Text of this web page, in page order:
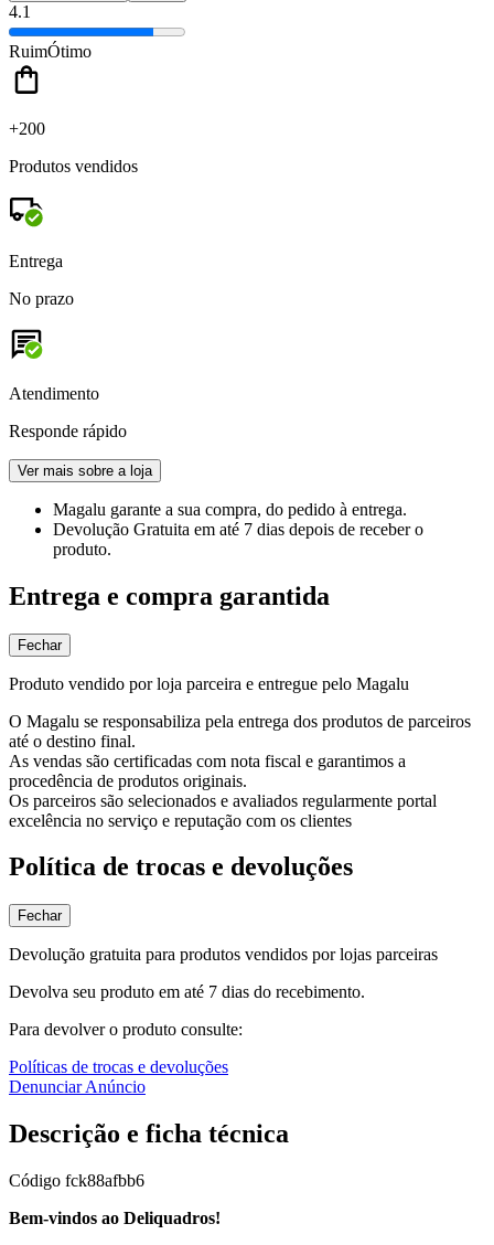
4.1
RuimÓtimo
+200
Produtos vendidos
Entrega
No prazo
Atendimento
Responde rápido
Ver mais sobre a loja
Magalu garante a sua compra, do pedido à entrega.
Devolução Gratuita em até 7 dias depois de receber o
produto.
Entrega e compra garantida
Fechar
Produto vendido por loja parceira e entregue pelo Magalu
O Magalu se responsabiliza pela entrega dos produtos de parceiros
até o destino final.
As vendas são certificadas com nota fiscal e garantimos a
procedência de produtos originais.
Os parceiros são selecionados e avaliados regularmente portal
excelência no serviço e reputação com os clientes
Política de trocas e devoluções
Fechar
Devolução gratuita para produtos vendidos por lojas parceiras
Devolva seu produto em até 7 dias do recebimento.
Para devolver o produto consulte:
Políticas de trocas e devoluções
Denunciar Anúncio
Descrição e ficha técnica
Código fck88afbb6
Bem-vindos ao Deliquadros!